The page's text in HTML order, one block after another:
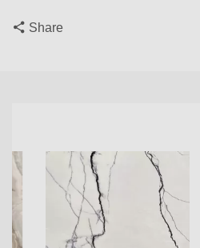
Share